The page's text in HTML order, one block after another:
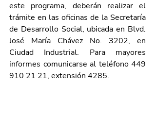
este programa, deberán realizar el
trámite en las oficinas de la Secretaría
de Desarrollo Social, ubicada en Blvd.
José María Chávez No. 3202, en
Ciudad Industrial. Para mayores
informes comunicarse al teléfono 449
910 21 21, extensión 4285.